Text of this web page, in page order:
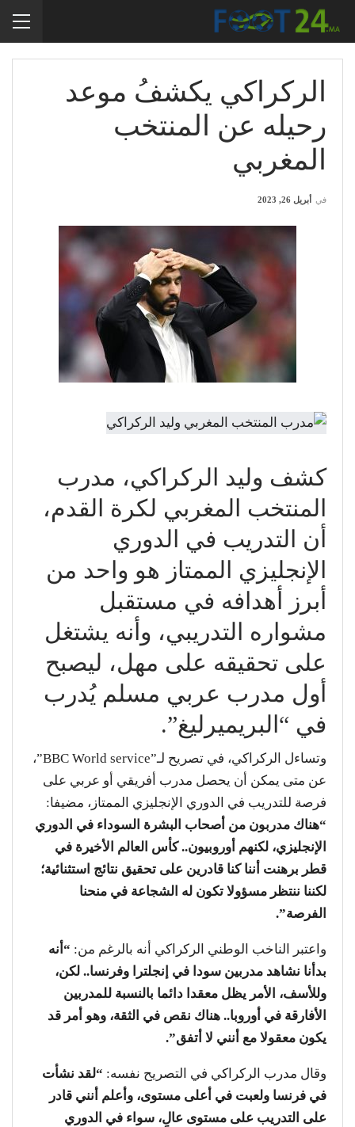
الركراكي يكشفُ موعد
رحيله عن المنتخب
المغربي
في أبريل 26, 2023
كشف وليد الركراكي، مدرب
المنتخب المغربي لكرة القدم،
أن التدريب في الدوري
الإنجليزي الممتاز هو واحد من
أبرز أهدافه في مستقبل
مشواره التدريبي، وأنه يشتغل
على تحقيقه على مهل، ليصبح
أول مدرب عربي مسلم يُدرب
في “البريميرليغ”.
وتساءل الركراكي، في تصريح لـ”BBC World service”،
عن متى يمكن أن يحصل مدرب أفريقي أو عربي على
فرصة للتدريب في الدوري الإنجليزي الممتاز، مضيفا:
“هناك مدربون من أصحاب البشرة السوداء في الدوري
الإنجليزي، لكنهم أوروبيون.. كأس العالم الأخيرة في
قطر برهنت أننا كنا قادرين على تحقيق نتائج استثنائية؛
لكننا ننتظر مسؤولا تكون له الشجاعة في منحنا
الفرصة”.
واعتبر الناخب الوطني الركراكي أنه بالرغم من: “أنه
بدأنا نشاهد مدربين سودا في إنجلترا وفرنسا.. لكن،
وللأسف، الأمر يظل معقدا دائما بالنسبة للمدربين
الأفارقة في أوروبا.. هناك نقص في الثقة، وهو أمر قد
يكون معقولا مع أنني لا أتفق”.
وقال مدرب الركراكي في التصريح نفسه: “لقد نشأت
في فرنسا ولعبت في أعلى مستوى، وأعلم أنني قادر
على التدريب على مستوى عالٍ، سواء في الدوري